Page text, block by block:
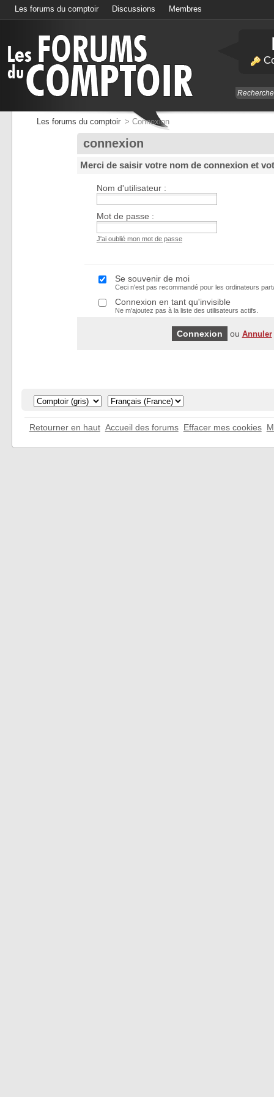
Les forums du comptoir Discussions Membres
Les forums du comptoir > Connexion
connexion
Merci de saisir votre nom de connexion et
Nom d'utilisateur :
Mot de passe :
J'ai oublié mon mot de passe
Se souvenir de moi
Ceci n'est pas recommandé pour les ordinateurs
Connexion en tant qu'invisible
Ne m'ajoutez pas à la liste des utilisateurs actifs.
ou Annuler
Retourner en haut Accueil des forums Effacer mes cookies